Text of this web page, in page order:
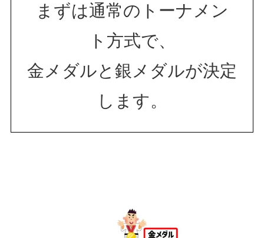
まずは通常のトーナメン
ト方式で、
金メダルと銀メダルが決定
します。